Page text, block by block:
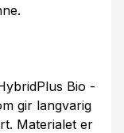
Bio -
gir langvarig
Materialet er